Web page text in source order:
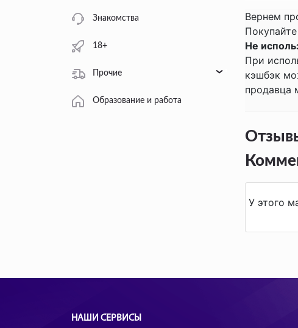
Знакомства
18+
Прочие
Образование и работа
Вернем
Не
При
кэшбэк
продавца
У этого
НАШИ СЕРВИСЫ